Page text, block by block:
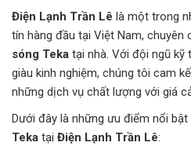
Điện Lạnh Trần Lê là một trong
tín hàng đầu tại Việt Nam, chuyên
sóng Teka tại nhà. Với đội ngũ kỹ
giàu kinh nghiệm, chúng tôi cam
những dịch vụ chất lượng với giá
Dưới đây là những ưu điểm nổi bật
Teka tại Điện Lạnh Trần Lê: